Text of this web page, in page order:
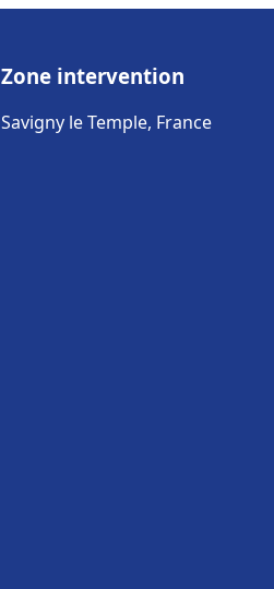
Zone intervention
Savigny le Temple, France